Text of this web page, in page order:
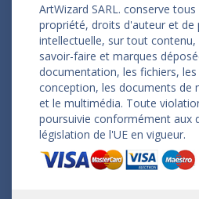
ArtWizard SARL. conserve
propriété, droits d'auteur et de
intellectuelle, sur tout
savoir-faire et marques
documentation, les fichiers,
conception, les documents de
et le multimédia. Toute
poursuivie conformément aux
législation de l'UE en vigueur.